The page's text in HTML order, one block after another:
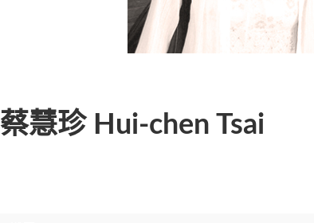
蔡慧珍 Hui-chen Tsai